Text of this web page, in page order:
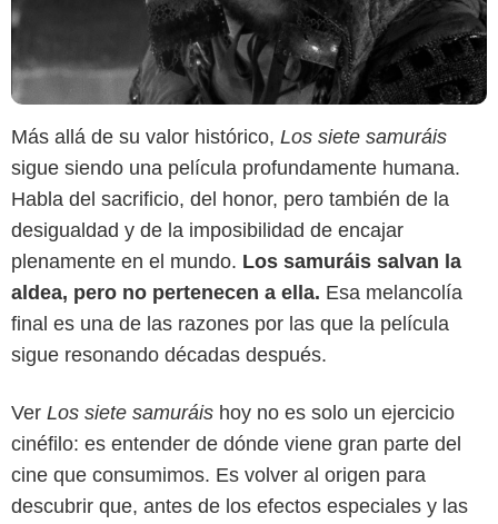
Más allá de su valor histórico, Los siete samuráis
sigue siendo una película profundamente humana.
Habla del sacrificio, del honor, pero también de la
desigualdad y de la imposibilidad de encajar
plenamente en el mundo. Los samuráis salvan la
aldea, pero no pertenecen a ella. Esa melancolía
final es una de las razones por las que la película
sigue resonando décadas después.
Ver Los siete samuráis hoy no es solo un ejercicio
cinéfilo: es entender de dónde viene gran parte del
cine que consumimos. Es volver al origen para
descubrir que, antes de los efectos especiales y las